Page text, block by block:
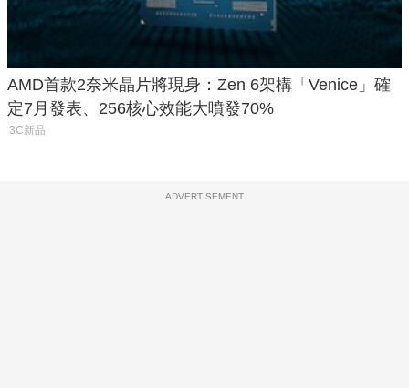
AMD首款2奈米晶片將現身：Zen 6架構「Venice」確
定7月發表、256核心效能大噴發70%
3C新品
ADVERTISEMENT